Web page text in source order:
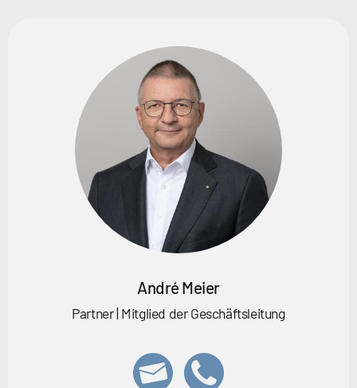
André Meier
Partner | Mitglied der Geschäftsleitung